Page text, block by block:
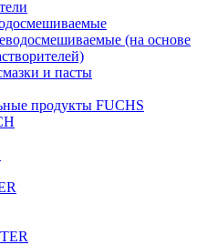
(на основе
и пасты
продукты FUCHS